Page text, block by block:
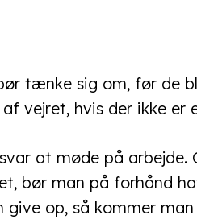
tænke sig om, før de
vejret, hvis der ikke er
at møde på arbejde.
bør man på forhånd
op, så kommer